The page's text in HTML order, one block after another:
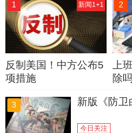
1 新闻1+1
反制美国！中方公布5
项措施
2
上
除
3 新版《防卫
今日关注